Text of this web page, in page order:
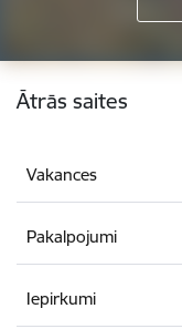
Kājene
Ātrās saites
Vakances
Pakalpojumi
Iepirkumi